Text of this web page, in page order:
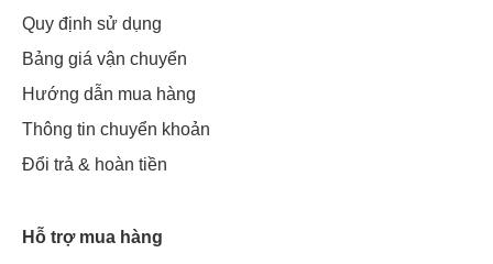
Quy định sử dụng
Bảng giá vận chuyển
Hướng dẫn mua hàng
Thông tin chuyển khoản
Đổi trả & hoàn tiền
Hỗ trợ mua hàng